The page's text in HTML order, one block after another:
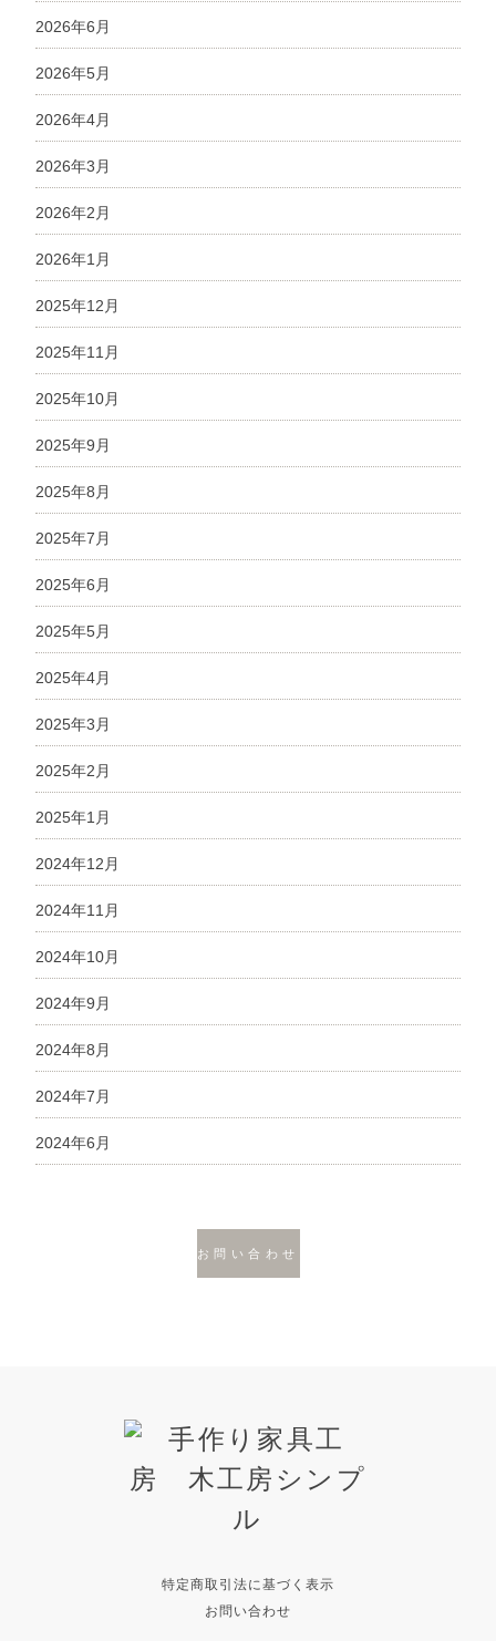
2026年6月
2026年5月
2026年4月
2026年3月
2026年2月
2026年1月
2025年12月
2025年11月
2025年10月
2025年9月
2025年8月
2025年7月
2025年6月
2025年5月
2025年4月
2025年3月
2025年2月
2025年1月
2024年12月
2024年11月
2024年10月
2024年9月
2024年8月
2024年7月
2024年6月
お問い合わせ
特定商取引法に基づく表示
お問い合わせ